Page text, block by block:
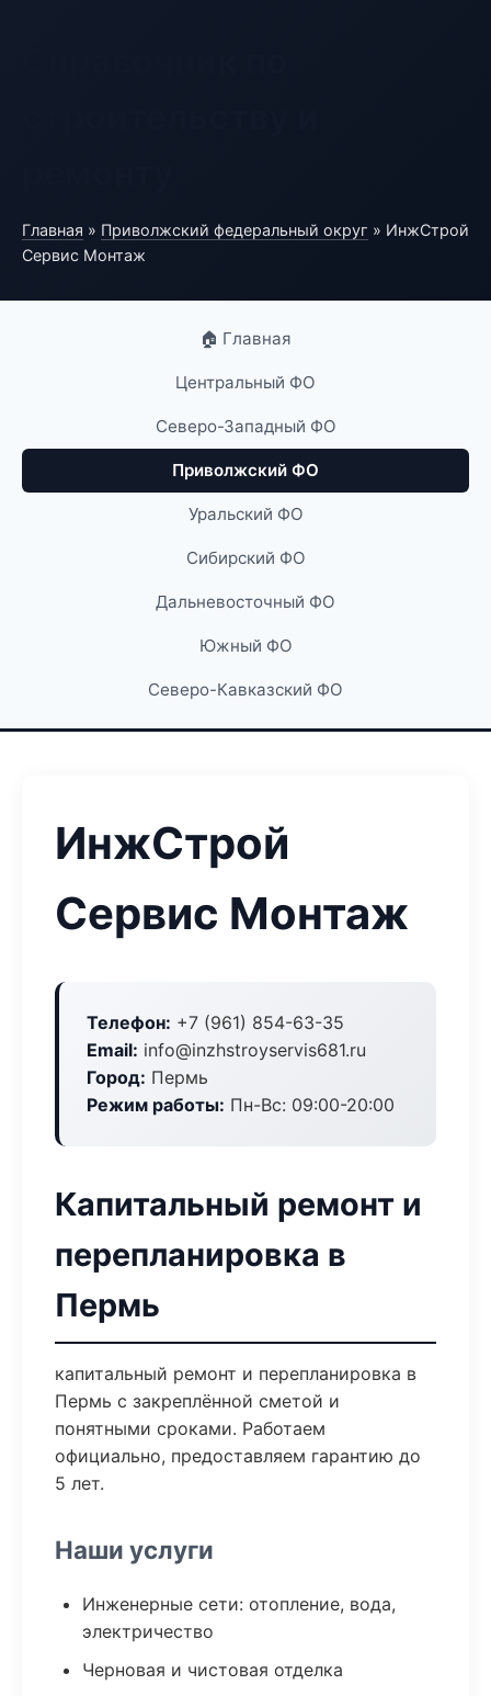
Главная » Приволжский федеральный округ » ИнжСтрой
Сервис Монтаж
🏠 Главная
Центральный ФО
Северо-Западный ФО
Приволжский ФО
Уральский ФО
Сибирский ФО
Дальневосточный ФО
Южный ФО
Северо-Кавказский ФО
ИнжСтрой
Сервис Монтаж
Телефон: +7 (961) 854-63-35
Email: info@inzhstroyservis681.ru
Город: Пермь
Режим работы: Пн-Вс: 09:00-20:00
Капитальный ремонт и
перепланировка в
Пермь
капитальный ремонт и перепланировка в
Пермь с закреплённой сметой и
понятными сроками. Работаем
официально, предоставляем гарантию до
5 лет.
Наши услуги
Инженерные сети: отопление, вода,
электричество
Черновая и чистовая отделка